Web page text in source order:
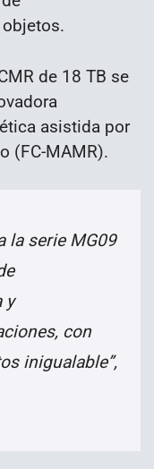
de 18 TB se
asistida por
(FC-MAMR).
la serie MG09
y
con
inigualable”,